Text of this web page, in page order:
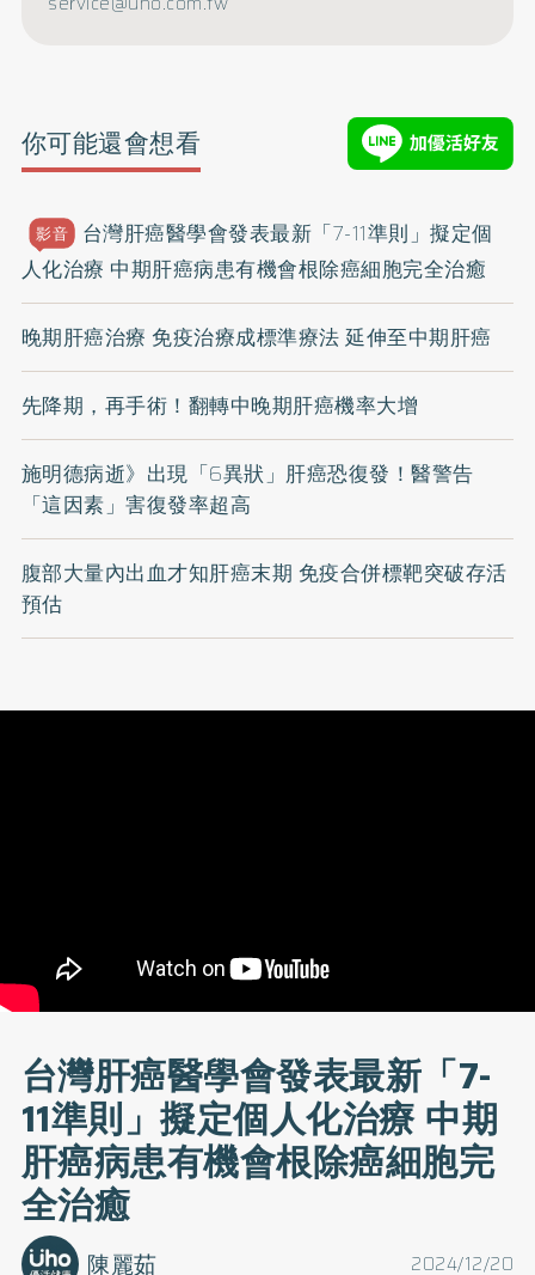
你可能還會想看
影音
台灣肝癌醫學會發表最新「7-11準則」擬定個
人化治療 中期肝癌病患有機會根除癌細胞完全治癒
晚期肝癌治療 免疫治療成標準療法 延伸至中期肝癌
先降期，再手術！翻轉中晚期肝癌機率大增
施明德病逝》出現「6異狀」肝癌恐復發！醫警告
「這因素」害復發率超高
腹部大量內出血才知肝癌末期 免疫合併標靶突破存活
預估
台灣肝癌醫學會發表最新「7-
11準則」擬定個人化治療 中期
肝癌病患有機會根除癌細胞完
全治癒
2024/12/20
陳麗茹